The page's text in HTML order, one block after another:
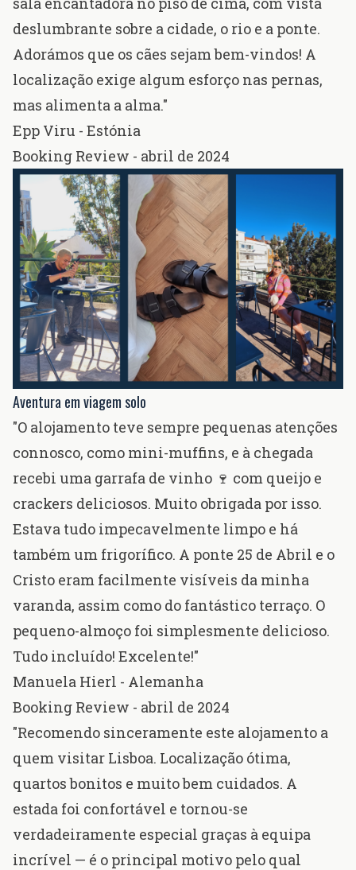
deslumbrante sobre a cidade, o rio e a ponte.
Adorámos que os cães sejam bem-vindos! A
localização exige algum esforço nas pernas,
mas alimenta a alma."
Epp Viru - Estónia
Booking Review - abril de 2024
Aventura em viagem solo
"O alojamento teve sempre pequenas atenções
connosco, como mini-muffins, e à chegada
recebi uma garrafa de vinho 🍷 com queijo e
crackers deliciosos. Muito obrigada por isso.
Estava tudo impecavelmente limpo e há
também um frigorífico. A ponte 25 de Abril e o
Cristo eram facilmente visíveis da minha
varanda, assim como do fantástico terraço. O
pequeno-almoço foi simplesmente delicioso.
Tudo incluído! Excelente!"
Manuela Hierl - Alemanha
Booking Review - abril de 2024
"Recomendo sinceramente este alojamento a
quem visitar Lisboa. Localização ótima,
quartos bonitos e muito bem cuidados. A
estada foi confortável e tornou-se
verdadeiramente especial graças à equipa
incrível — é o principal motivo pelo qual